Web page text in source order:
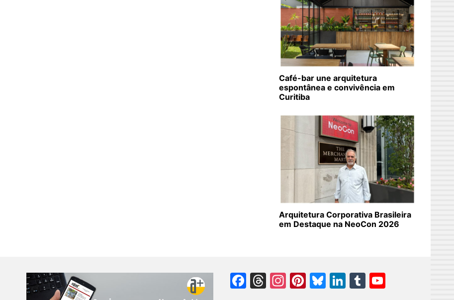
Café-bar une arquitetura
espontânea e convivência em
Curitiba
Arquitetura Corporativa Brasileira
em Destaque na NeoCon 2026
Facebook
Threads
Instagram
Pinterest
Bluesky
LinkedIn
Tumblr